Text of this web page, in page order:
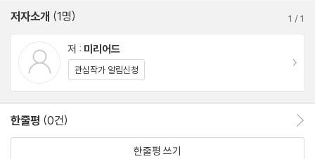
저자소개 (1명) 1 /1
저 : 미리어드
관심작가 알림신청
한줄평 (0건)
한줄평 쓰기